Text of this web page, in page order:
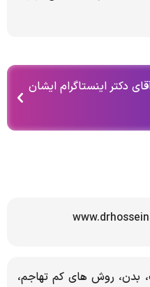
دکتر اینستاگرام ایشان
بدن، روش های کم تهاجم،